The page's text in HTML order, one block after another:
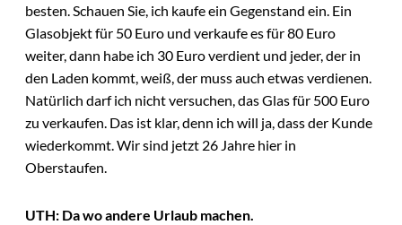
besten. Schauen Sie, ich kaufe ein Gegenstand ein. Ein
Glasobjekt für 50 Euro und verkaufe es für 80 Euro
weiter, dann habe ich 30 Euro verdient und jeder, der in
den Laden kommt, weiß, der muss auch etwas verdienen.
Natürlich darf ich nicht versuchen, das Glas für 500 Euro
zu verkaufen. Das ist klar, denn ich will ja, dass der Kunde
wiederkommt. Wir sind jetzt 26 Jahre hier in
Oberstaufen.
UTH: Da wo andere Urlaub machen.